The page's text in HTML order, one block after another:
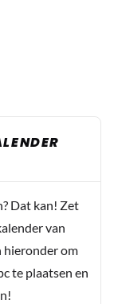
Dat kan! Zet
van
hieronder om
te plaatsen en